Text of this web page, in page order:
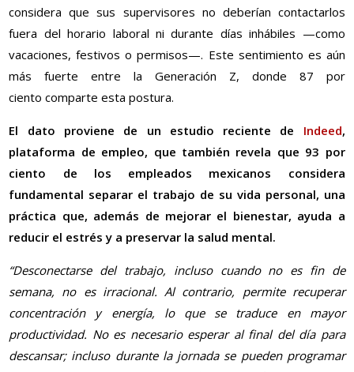
considera que sus supervisores no deberían contactarlos
fuera del horario laboral ni durante días inhábiles —como
vacaciones, festivos o permisos—. Este sentimiento es aún
más fuerte entre la Generación Z, donde 87 por
ciento comparte esta postura.
El dato proviene de un estudio reciente de Indeed,
plataforma de empleo, que también revela que 93 por
ciento de los empleados mexicanos considera
fundamental separar el trabajo de su vida personal, una
práctica que, además de mejorar el bienestar, ayuda a
reducir el estrés y a preservar la salud mental.
“Desconectarse del trabajo, incluso cuando no es fin de
semana, no es irracional. Al contrario, permite recuperar
concentración y energía, lo que se traduce en mayor
productividad. No es necesario esperar al final del día para
descansar; incluso durante la jornada se pueden programar